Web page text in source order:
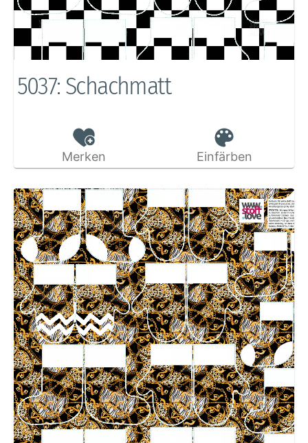
5037: Schachmatt
Merken Einfärben